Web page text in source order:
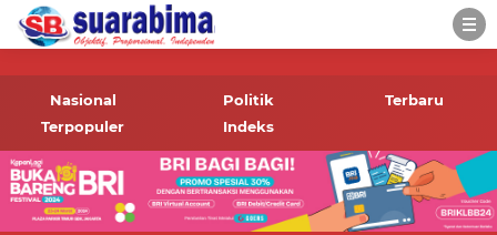
-->
informasi terbaru tentang
Bima dan daerah sekitar
Nasional Politik
Terbaru
Terpopuler
Indeks